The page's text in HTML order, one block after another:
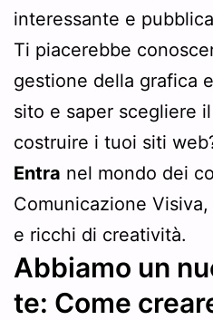
interessante e
Ti piacerebbe
gestione della grafica
sito e saper scegliere
costruire i tuoi siti
Entra nel mondo dei
Comunicazione
e ricchi di creatività.
Abbiamo un
te: Come